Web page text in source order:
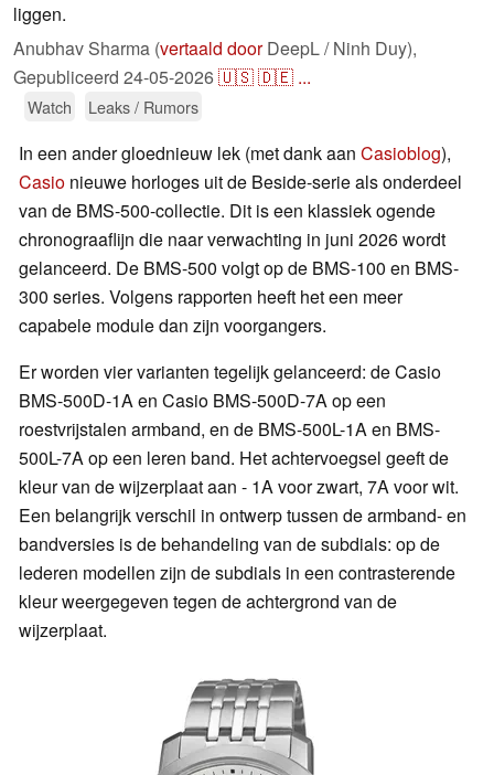
liggen.
Anubhav Sharma (vertaald doorDeepL / Ninh Duy),
Gepubliceerd 24-05-2026🇺🇸🇩🇪 ...
Watch Leaks / Rumors
In een ander gloednieuw lek (met dank aan Casioblog),
Casio nieuwe horloges uit de Beside-serie als onderdeel
van de BMS-500-collectie. Dit is een klassiek ogende
chronograaflijn die naar verwachting in juni 2026 wordt
gelanceerd. De BMS-500 volgt op de BMS-100 en BMS-
300 series. Volgens rapporten heeft het een meer
capabele module dan zijn voorgangers.
Er worden vier varianten tegelijk gelanceerd: de Casio
BMS-500D-1A en Casio BMS-500D-7A op een
roestvrijstalen armband, en de BMS-500L-1A en BMS-
500L-7A op een leren band. Het achtervoegsel geeft de
kleur van de wijzerplaat aan - 1A voor zwart, 7A voor wit.
Een belangrijk verschil in ontwerp tussen de armband- en
bandversies is de behandeling van de subdials: op de
lederen modellen zijn de subdials in een contrasterende
kleur weergegeven tegen de achtergrond van de
wijzerplaat.